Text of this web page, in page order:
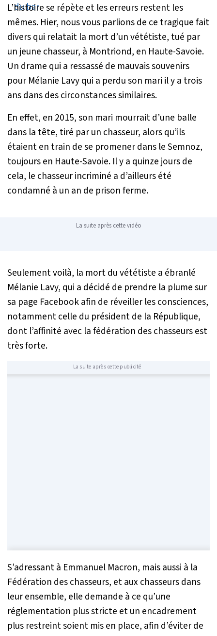
L’histoire se répète et les erreurs restent les
mêmes. Hier, nous vous parlions de ce tragique fait
divers qui relatait la mort d’un vététiste, tué par
un jeune chasseur, à Montriond, en Haute-Savoie.
Un drame qui a ressassé de mauvais souvenirs
pour Mélanie Lavy qui a perdu son mari il y a trois
ans dans des circonstances similaires.
En effet, en 2015, son mari mourrait d’une balle
dans la tête, tiré par un chasseur, alors qu’ils
étaient en train de se promener dans le Semnoz,
toujours en Haute-Savoie. Il y a quinze jours de
cela, le chasseur incriminé a d’ailleurs été
condamné à un an de prison ferme.
La suite après cette vidéo
Seulement voilà, la mort du vététiste a ébranlé
Mélanie Lavy, qui a décidé de prendre la plume sur
sa page Facebook afin de réveiller les consciences,
notamment celle du président de la République,
dont l’affinité avec la fédération des chasseurs est
très forte.
La suite après cette publicité
S’adressant à Emmanuel Macron, mais aussi à la
Fédération des chasseurs, et aux chasseurs dans
leur ensemble, elle demande à ce qu’une
réglementation plus stricte et un encadrement
plus restreint soient mis en place, afin d’éviter de